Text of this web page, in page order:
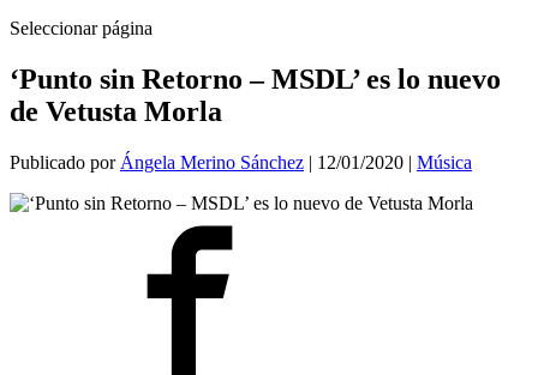
Seleccionar página
‘Punto sin Retorno – MSDL’ es lo nuevo
de Vetusta Morla
Publicado por Ángela Merino Sánchez | 12/01/2020 | Música